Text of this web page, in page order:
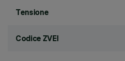
Tensione
Codice ZVEI